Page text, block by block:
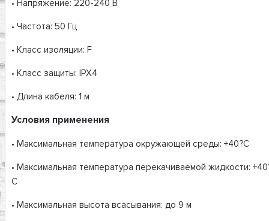
• Напряжение: 220-240 В
• Частота: 50 Гц
• Класс изоляции: F
• Класс защиты: IPX4
• Длина кабеля: 1 м
Условия применения
• Максимальная температура окружающей среды: +40?С
• Максимальная температура перекачиваемой жидкости:
С
• Максимальная высота всасывания: до 9 м